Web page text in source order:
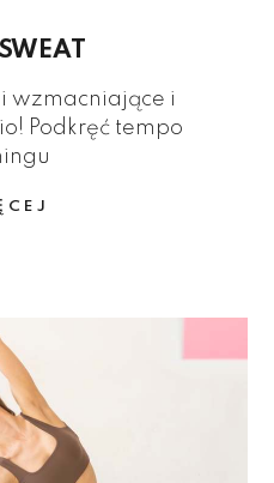
wzmacniające i
Podkręć tempo